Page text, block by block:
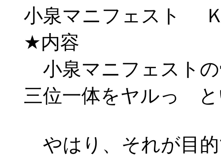
小泉マニフェスト
★内容
小泉マニフェスト
三位一体をヤルっ
やはり、それが目